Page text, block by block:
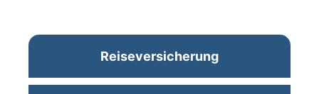
Reiseversicherung